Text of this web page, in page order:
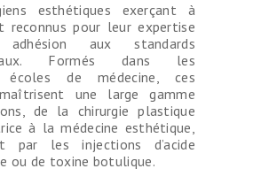
esthétiques exerçant à
reconnus pour leur expertise
aux standards
Formés dans les
écoles de médecine, ces
une large gamme
de la chirurgie plastique
à la médecine esthétique,
par les injections d’acide
ou de toxine botulique.